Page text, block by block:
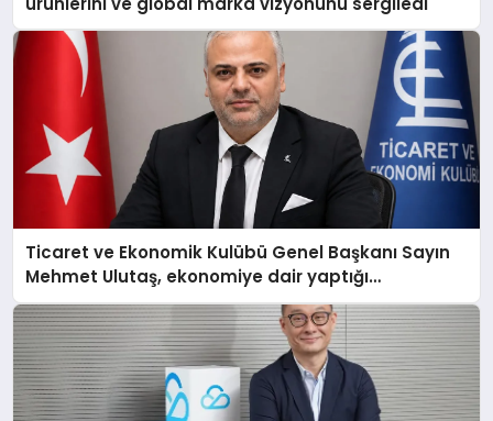
Ticaret ve Ekonomik Kulübü Genel Başkanı Sayın
Mehmet Ulutaş, ekonomiye dair yaptığı
açıklamada şunları kaydetti: